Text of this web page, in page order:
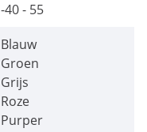
-40 - 55
Blauw
Groen
Grijs
Roze
Purper